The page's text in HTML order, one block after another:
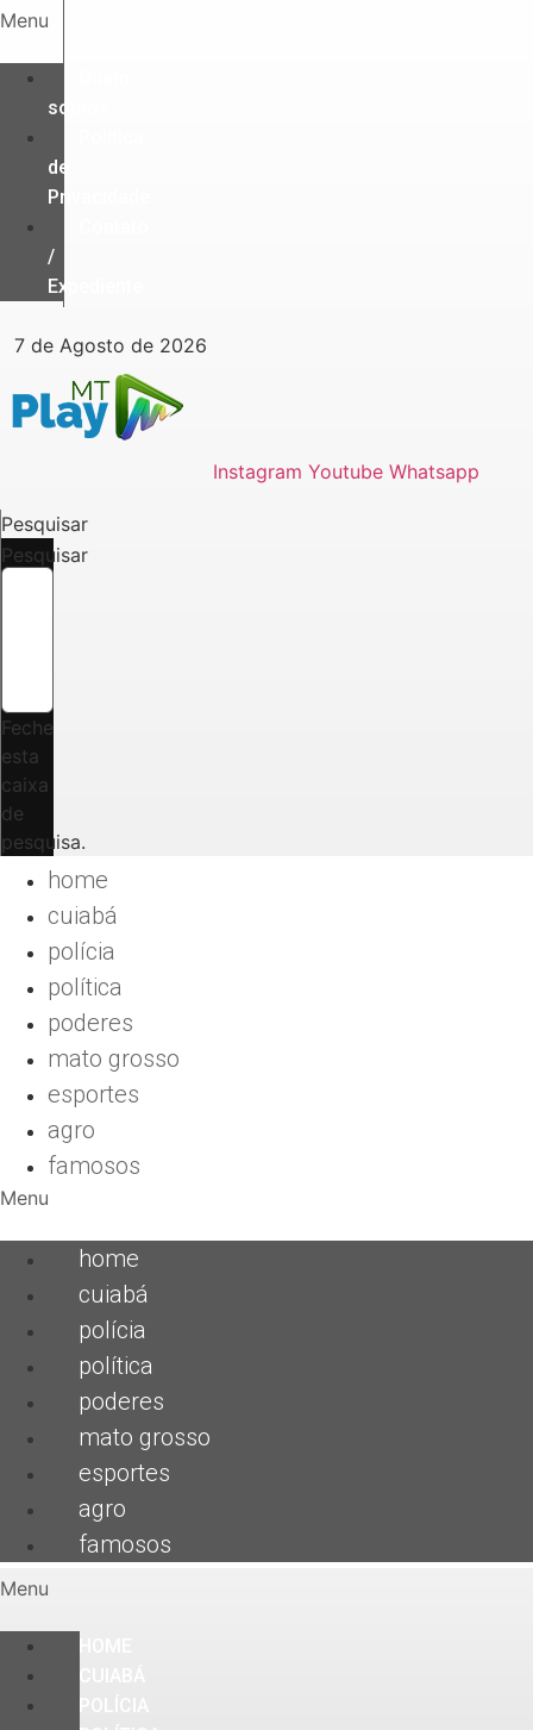
Ir
o
conteúdo
Menu
somos
de
Privacidade
/
Expediente
7 de Agosto de 2026
Instagram Youtube Whatsapp
Pesquisar
Pesquisar
Feche
esta
caixa
de
pesquisa.
home
cuiabá
polícia
política
poderes
mato grosso
esportes
agro
famosos
Menu
home
cuiabá
polícia
política
poderes
mato grosso
esportes
agro
famosos
Menu